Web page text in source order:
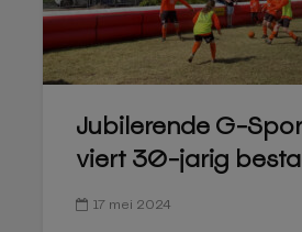
Jubilerende G-
viert 30-jarig
17 mei 2024